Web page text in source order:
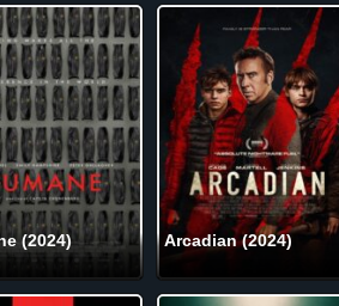
(2024) Arcadian (2024)